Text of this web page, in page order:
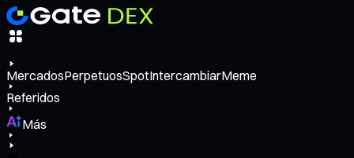
MercadosPerpetuosSpotIntercambiarMeme
Referidos
Más